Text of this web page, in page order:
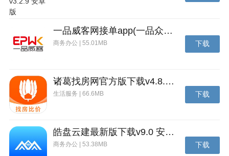
一品威客网接单app(一品众包)下载v2.7.1 安卓最新版
商务办公 | 55.01MB 下载
诸葛找房网官方版下载v4.8.1.1 安卓最新版
生活服务 | 66.6MB 下载
皓盘云建最新版下载v9.0 安卓版
商务办公 | 53.38MB 下载